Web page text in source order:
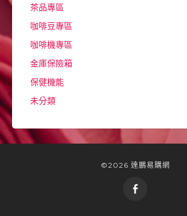
茶品專區
咖啡豆專區
咖啡機專區
金庫保險箱
保健機能
未分類
©2026 達鵬易購網